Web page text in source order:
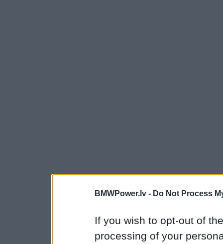
BMWPower.lv - Do Not Process
If you wish to opt-out of
processing of your